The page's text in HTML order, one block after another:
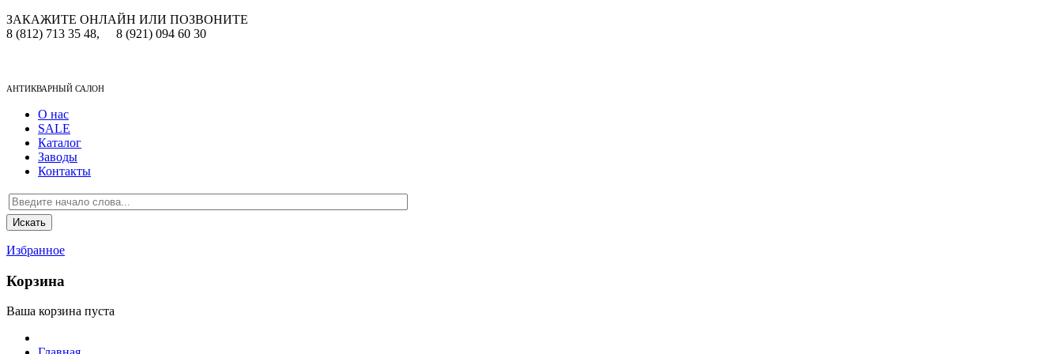
ЗАКАЖИТЕ ОНЛАЙН ИЛИ ПОЗВОНИТЕ
8 (812) 713 35 48,
8 (921) 094 60 30
АНТИКВАРНЫЙ САЛОН
О нас
SALE
Каталог
Заводы
Контакты
Избранное
Корзина
Ваша корзина пуста